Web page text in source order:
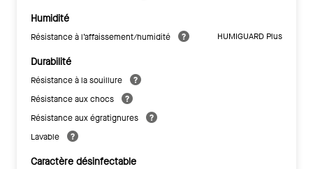
Humidité
Résistance à l’affaissement/humidité HUMIGUARD Plus
Durabilité
Résistance à la souillure
Résistance aux chocs
Résistance aux égratignures
Lavable
Caractère désinfectable